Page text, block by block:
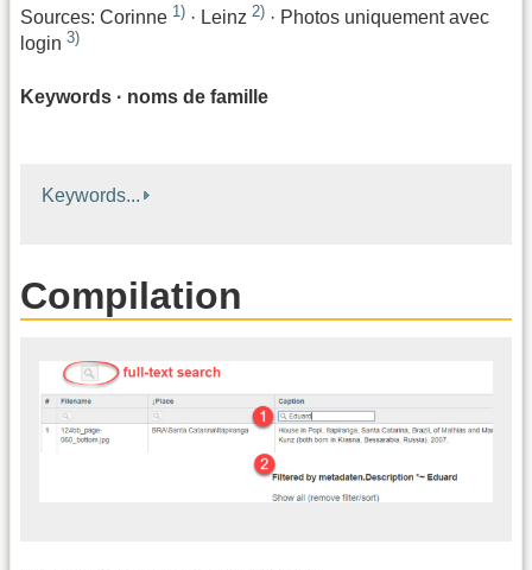
Sources: Corinne 1) · Leinz 2) · Photos uniquement avec
login 3)
Keywords · noms de famille
Keywords...
Compilation